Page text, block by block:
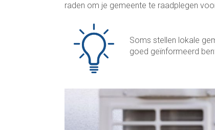
raden om je gemeente te raadplegen
Soms stellen lokale
goed geïnformeerd